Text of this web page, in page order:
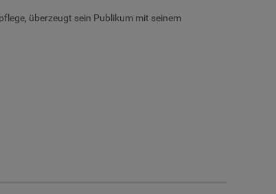
überzeugt sein Publikum mit seinem